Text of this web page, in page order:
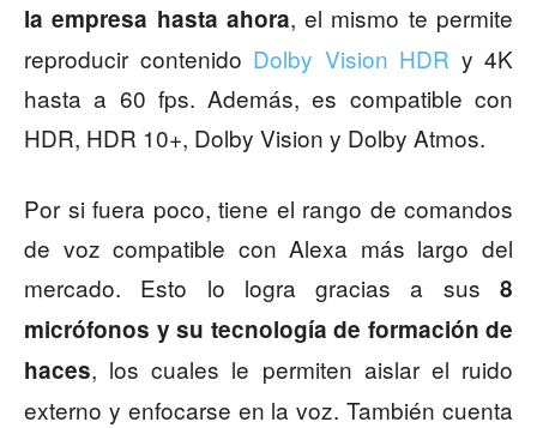
la empresa hasta ahora, el mismo te permite
reproducir contenido Dolby Vision HDR y 4K
hasta a 60 fps. Además, es compatible con
HDR, HDR 10+, Dolby Vision y Dolby Atmos.
Por si fuera poco, tiene el rango de comandos
de voz compatible con Alexa más largo del
mercado. Esto lo logra gracias a sus 8
micrófonos y su tecnología de formación de
haces, los cuales le permiten aislar el ruido
externo y enfocarse en la voz. También cuenta